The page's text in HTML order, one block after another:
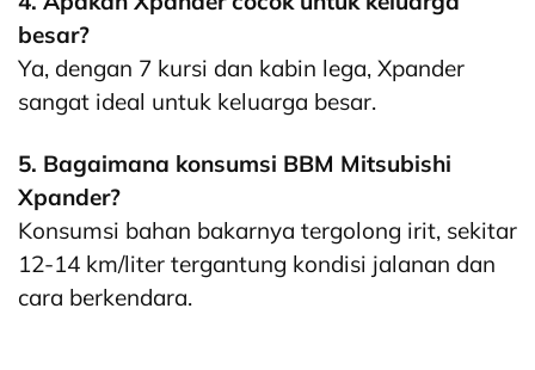
besar?
Ya, dengan 7 kursi dan kabin lega, Xpander
sangat ideal untuk keluarga besar.
5. Bagaimana konsumsi BBM Mitsubishi
Xpander?
Konsumsi bahan bakarnya tergolong irit, sekitar
12-14 km/liter tergantung kondisi jalanan dan
cara berkendara.